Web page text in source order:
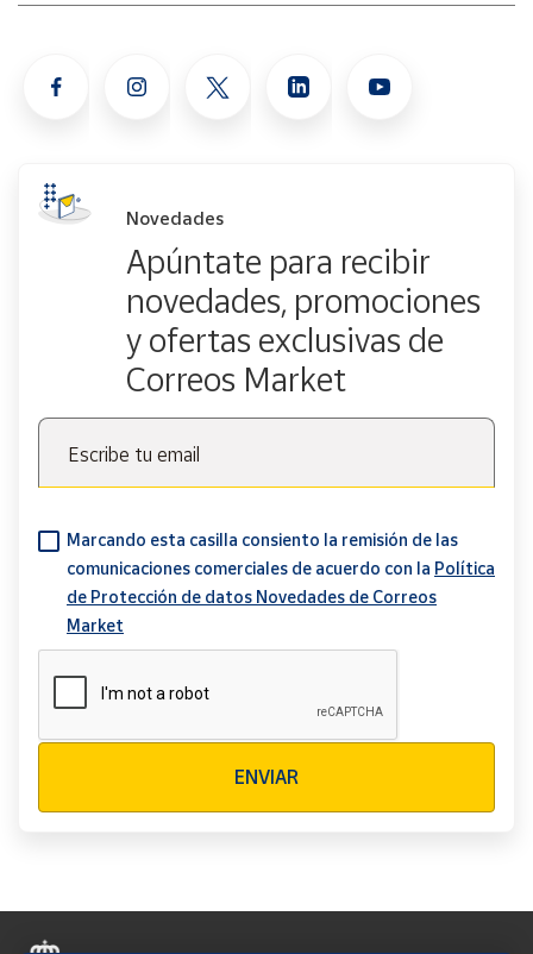
Novedades
Apúntate para recibir
novedades, promociones
y ofertas exclusivas de
Correos Market
Escribe tu email
Marcando esta casilla consiento la remisión de las
comunicaciones comerciales de acuerdo con la Política
de Protección de datos Novedades de Correos
Market
ENVIAR